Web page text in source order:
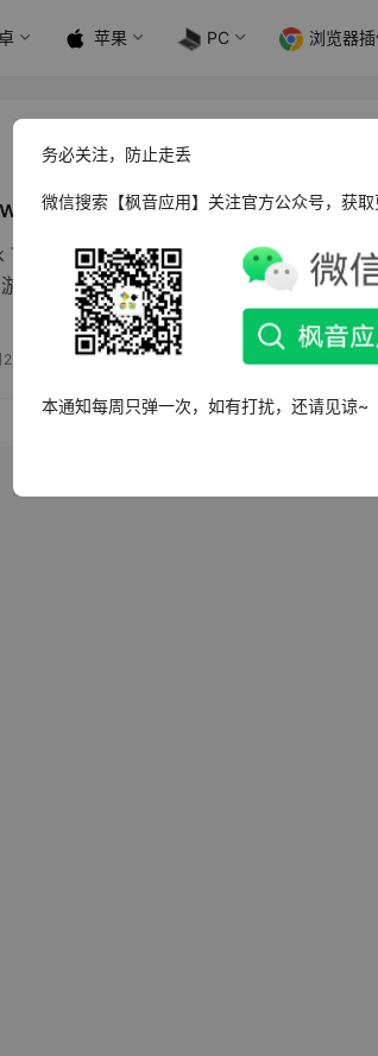
苹果 PC 浏览器
Shapik TMQ 沙皮克 月球探索
TMQ 沙皮克 月球探索》是一款画风非常自
戏中的主角…
日
务必关注，防止走丢
微信搜索【枫音应用】关注官方公众号，获
本通知每周只弹一次，如有打扰，还请见谅~